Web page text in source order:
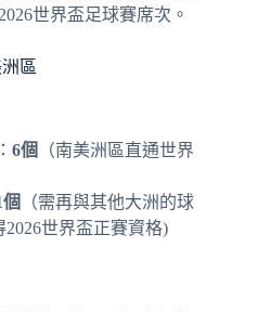
世界盃足球賽席次。
區
： 6個
（南美洲區直通世界
個
（需再與其他大洲的球
世界盃正賽資格)